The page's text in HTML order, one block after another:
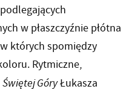
w płaszczyźnie płótna
których spomiędzy
Rytmiczne,
Świętej GóryŁukasza